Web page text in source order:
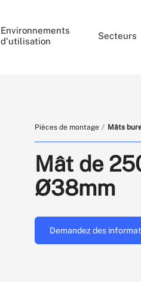
Environnements
d'utilisation
Secteurs
Pièces de montage Mâts
Mât de
Ø38mm
Demandez des